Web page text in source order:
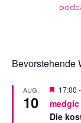
Bevorstehende
AUG.
10
V
r
g
17:00 -
Die